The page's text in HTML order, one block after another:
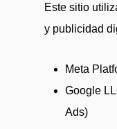
Este sitio
y publicidad
Meta
Google
Ads)